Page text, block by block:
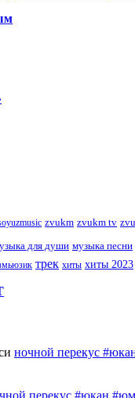
zvukm zvukm tv
для души музыка песни
трек хиты хиты 2023
ночной перекус